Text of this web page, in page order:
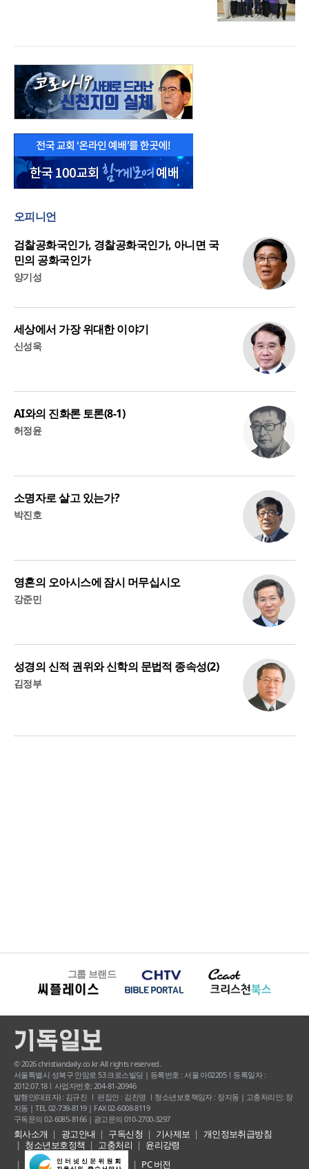
오피니언
검찰공화국인가, 경찰공화국인가, 아니면 국
민의 공화국인가
양기성
세상에서 가장 위대한 이야기
신성욱
AI와의 진화론 토론(8-1)
허정윤
소명자로 살고 있는가?
박진호
영혼의 오아시스에 잠시 머무십시오
강준민
성경의 신적 권위와 신학의 문법적 종속성(2)
김정부
그룹 브랜드
© 2026 christiandaily.co.kr All rights reserved.
서울특별시 성북구 안암로 53 크로스빌딩 | 등록번호 : 서울 아02205ㅣ등록일자 :
2012.07.18ㅣ사업자번호: 204-81-20946
발행인(대표자) : 김규진 ㅣ 편집인 : 김진영 ㅣ청소년보호책임자 : 장지동 | 고충처리인: 장
지동 | TEL 02-739-8119 | FAX 02-6008-8119
구독문의 02-6085-8166 | 광고문의 010-2700-3297
회사소개 광고안내 구독신청 기사제보
개인정보취급방침
청소년보호정책
고충처리
윤리강령
PC 버전